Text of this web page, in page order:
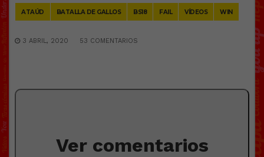
ATAÚD BATALLA DE GALLOS BS18 FAIL VÍDEOS WIN
3 ABRIL, 2020 53 COMENTARIOS
Ver comentarios